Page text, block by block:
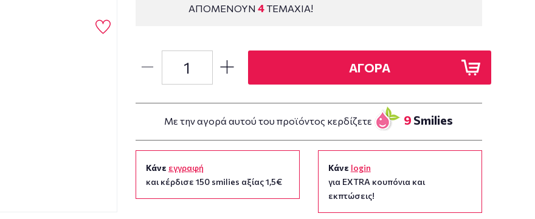
ΑΠΟΜΕΝΟΥΝ4ΤΕΜΑΧΙΑ!
ΑΓΟΡΑ
Με την αγορά αυτού του προϊόντος κερδίζετε 9 Smilies
Κάνε εγγραφή
και κέρδισε 150 smilies αξίας 1,5€
Κάνε login
για EXTRA κουπόνια και
εκπτώσεις!